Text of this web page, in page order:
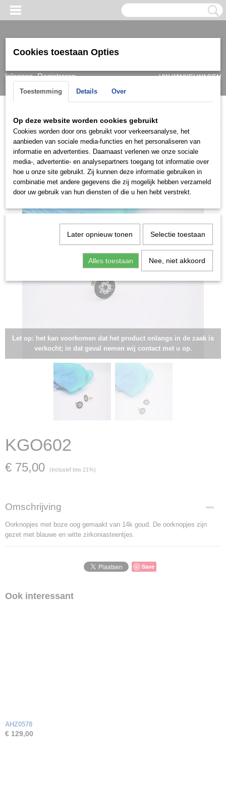
Inloggen Registreren
UW WINKELWAGEN
(0)
Home > Oorbel> Goud >Oorknopjes KGO602
Let op: het kan voorkomen dat het product onlangs in de zaak is
verkocht; in dat geval nemen wij contact met u op.
KGO602
€ 75,00 (inclusief btw 21%)
Omschrijving
Oorknopjes met boze oog gemaakt van 14k goud. De oorknopjes zijn
gezet met blauwe en witte zirkoniasteentjes.
Save
Ook interessant
AHZ0578
€ 129,00
Cookies toestaan Opties
Toestemming Details Over
Op deze website worden cookies gebruikt
Cookies worden door ons gebruikt voor verkeersanalyse, het
aanbieden van sociale media-functies en het personaliseren van
informatie en advertenties. Daarnaast verlenen we onze sociale
media-, advertentie- en analysepartners toegang tot informatie over
hoe u onze site gebruikt. Zij kunnen deze informatie gebruiken in
combinatie met andere gegevens die zij mogelijk hebben verzameld
door uw gebruik van hun diensten of die u hen hebt verstrekt.
Later opnieuw tonen Selectie toestaan
Alles toestaan Nee, niet akkoord